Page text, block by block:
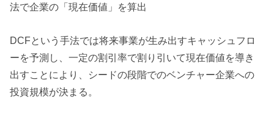
法で企業の「現在価値」を算出
DCFという手法では将来事業が生み出すキャッシュフロ
ーを予測し、一定の割引率で割り引いて現在価値を導き
出すことにより、シードの段階でのベンチャー企業への
投資規模が決まる。